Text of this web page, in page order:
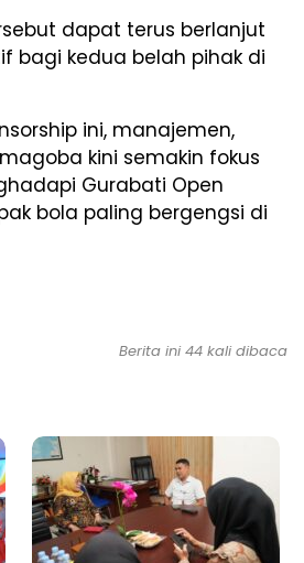
dapat terus berlanjut
bagi kedua belah pihak di
ini, manajemen,
kini semakin fokus
Gurabati Open
bola paling bergengsi di
Berita ini 44 kali dibaca